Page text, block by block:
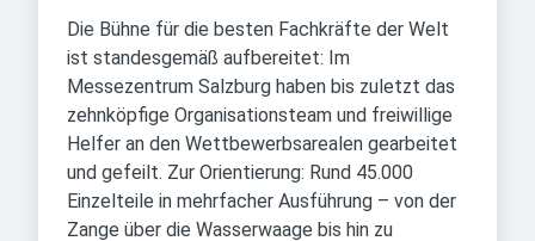
Die Bühne für die besten Fachkräfte der Welt
ist standesgemäß aufbereitet: Im
Messezentrum Salzburg haben bis zuletzt das
zehnköpfige Organisationsteam und freiwillige
Helfer an den Wettbewerbsarealen gearbeitet
und gefeilt. Zur Orientierung: Rund 45.000
Einzelteile in mehrfacher Ausführung – von der
Zange über die Wasserwaage bis hin zu